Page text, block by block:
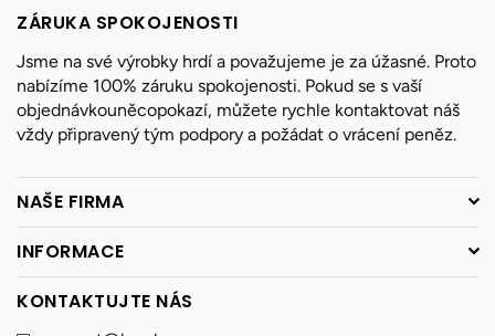
ZÁRUKA SPOKOJENOSTI
Jsme na své výrobky hrdí a považujeme je za úžasné. Proto
nabízíme 100% záruku spokojenosti. Pokud se s vaší
objednávkouněcopokazí, můžete rychle kontaktovat náš
vždy připravený tým podpory a požádat o vrácení peněz.
NAŠE FIRMA
INFORMACE
KONTAKTUJTE NÁS